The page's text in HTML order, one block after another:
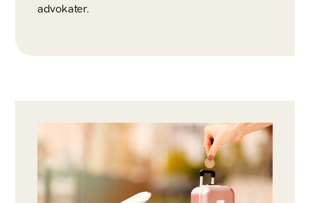
advokater.